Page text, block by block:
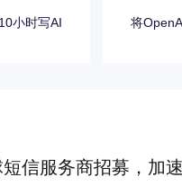
小时写AI 将
信服务商招募，加